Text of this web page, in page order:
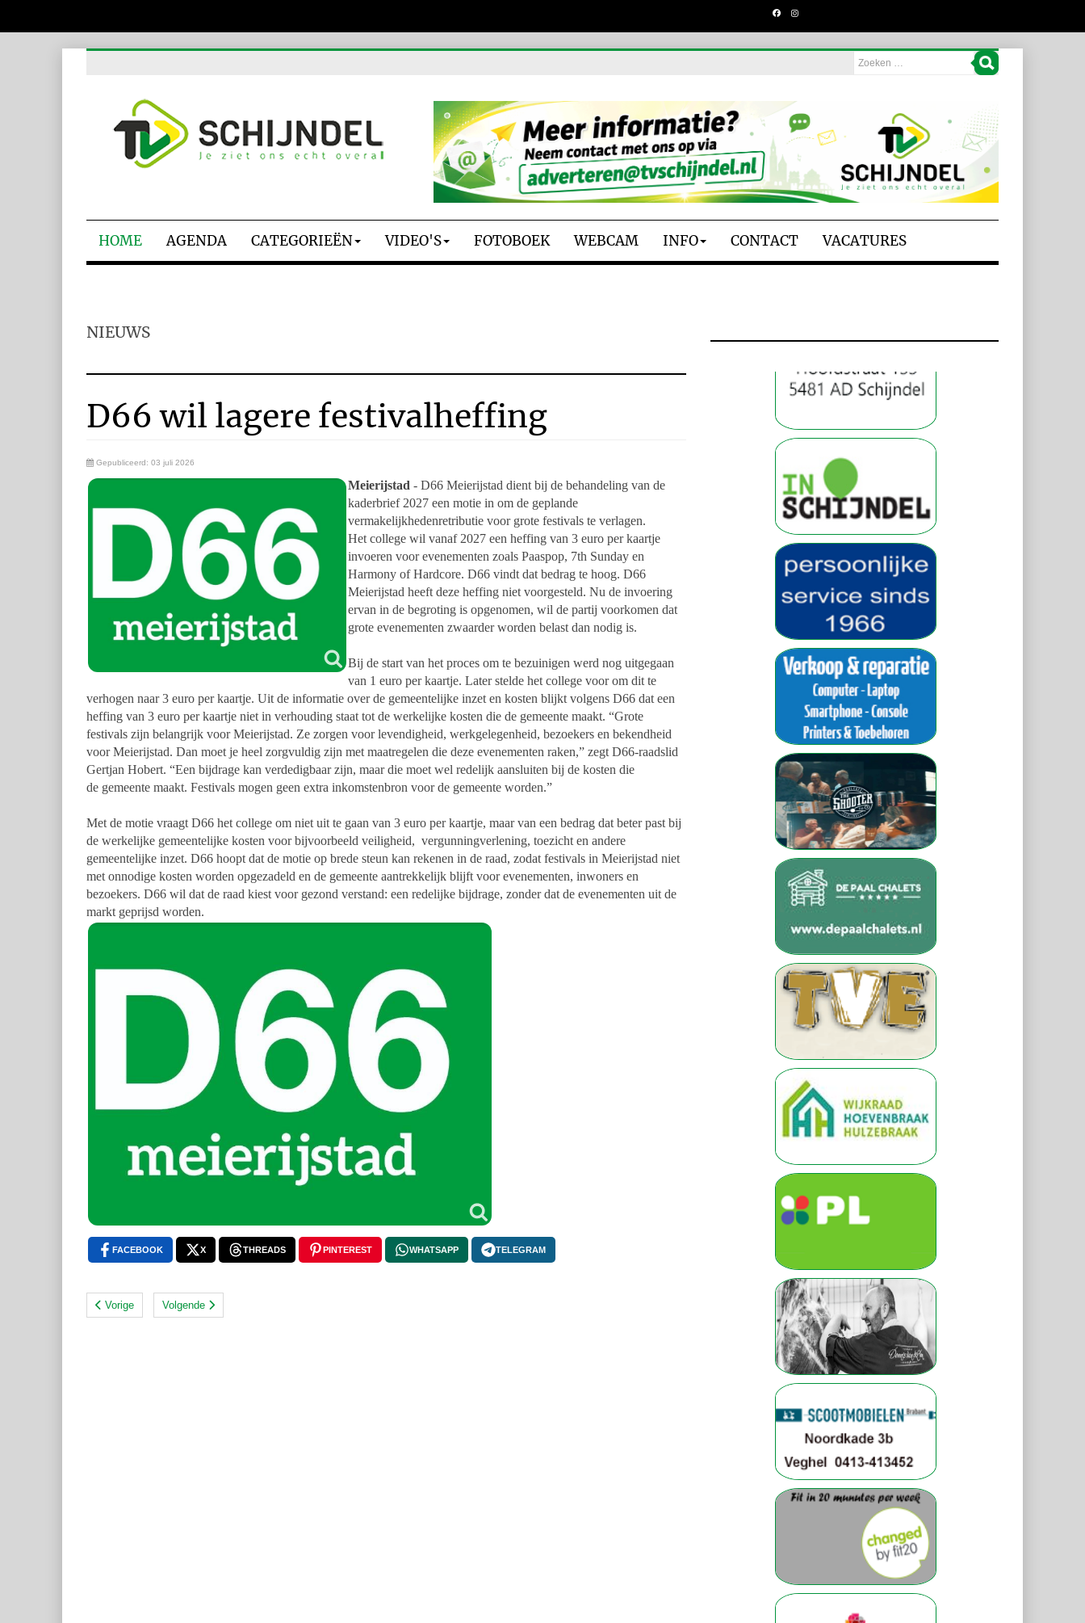
HOME AGENDA CATEGORIEËN VIDEO'S FOTOBOEK WEBCAM INFO CONTACT VACATURES
NIEUWS
D66 wil lagere festivalheffing
Gepubliceerd: 03 juli 2026
Meierijstad - D66 Meierijstad dient bij de behandeling van de
kaderbrief 2027 een motie in om de geplande
vermakelijkhedenretributie voor grote festivals te verlagen.
Hetcollege wil vanaf 2027 een heffing van 3 euro per kaartje
invoeren voor evenementen zoals Paaspop, 7th Sunday en
Harmony of Hardcore. D66 vindt dat bedrag te hoog. D66
Meierijstad heeft deze heffing niet voorgesteld. Nu de invoering
ervan in de begroting is opgenomen, wil de partij voorkomen dat
grote evenementen zwaarder worden belast dan nodig is.
Bij de start van het proces om te bezuinigen werd nog uitgegaan
van 1 euro per kaartje. Laterstelde het college voor om dit te
verhogen naar 3 euro per kaartje. Uit de informatie over de gemeentelijke inzet en kosten blijkt volgens D66 dat een
heffing van 3 euro per kaartje niet in verhouding staat tot de werkelijke kosten die de gemeente maakt. “Grote
festivals zijn belangrijk voor Meierijstad. Ze zorgen voor levendigheid, werkgelegenheid, bezoekers en bekendheid
voor Meierijstad. Dan moet je heel zorgvuldig zijn met maatregelen die deze evenementen raken,” zegt D66-raadslid
Gertjan Hobert. “Een bijdrage kan verdedigbaar zijn, maar die moet wel redelijk aansluiten bij de kosten die
de gemeente maakt. Festivals mogen geen extra inkomstenbron voor de gemeente worden.”
Met de motie vraagt D66 het college om niet uit te gaan van 3 euro per kaartje, maar van een bedrag dat beter past bij
de werkelijke gemeentelijke kosten voor bijvoorbeeld veiligheid, vergunningverlening, toezicht en andere
gemeentelijke inzet. D66 hoopt dat de motie op brede steun kan rekenen in de raad, zodat festivals in Meierijstad niet
met onnodige kosten worden opgezadeld en de gemeente aantrekkelijk blijftvoor evenementen, inwoners en
bezoekers. D66 wil dat de raad kiest voor gezond verstand: een redelijke bijdrage, zonder dat de evenementen uit de
markt geprijsd worden.
FACEBOOK X THREADS PINTEREST WHATSAPP TELEGRAM
Vorige Volgende